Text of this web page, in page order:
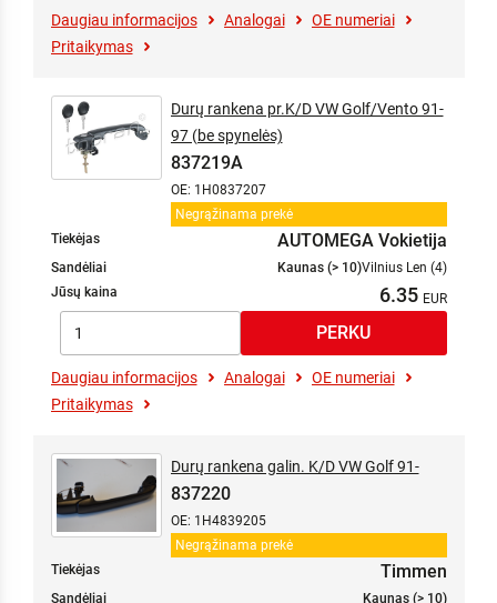
Daugiau informacijos Analogai
OE numeriai
Pritaikymas
Negrąžinama prekė
Durų rankena pr.K/D VW Golf/Vento 91-
97 (be spynelės)
837219A
OE: 1H0837207
Tiekėjas AUTOMEGA Vokietija
Sandėliai Kaunas (> 10)Vilnius Len (4)
Jūsų kaina
6.35
Daugiau informacijos Analogai
OE numeriai
Pritaikymas
Negrąžinama prekė
Durų rankena galin. K/D VW Golf 91-
837220
OE: 1H4839205
Tiekėjas Timmen
Sandėliai Kaunas (> 10)